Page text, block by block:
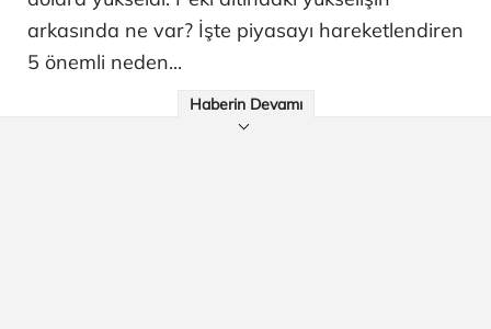
arkasında ne var? İşte piyasayı hareketlendiren
5 önemli neden...
Haberin Devamı